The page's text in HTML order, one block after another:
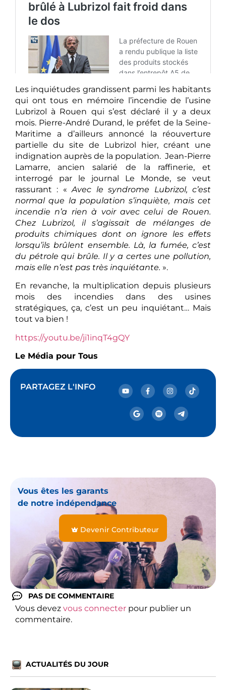
Les inquiétudes grandissent parmi les habitants
qui ont tous en mémoire l’incendie de l’usine
Lubrizol à Rouen qui s’est déclaré il y a deux
mois. Pierre-André Durand, le préfet de la Seine-
Maritime a d’ailleurs annoncé la réouverture
partielle du site de Lubrizol hier, créant une
indignation auprès de la population. Jean-Pierre
Lamarre, ancien salarié de la raffinerie, et
interrogé par le journal Le Monde, se veut
rassurant : «Avec le syndrome Lubrizol, c’est
normal que la population s’inquiète, mais cet
incendie n’a rien à voir avec celui de Rouen.
Chez Lubrizol, il s’agissait de mélanges de
produits chimiques dont on ignore les effets
lorsqu’ils brûlent ensemble. Là, la fumée, c’est
du pétrole qui brûle. Il y a certes une pollution,
mais elle n’est pas très inquiétante. ».
En revanche, la multiplication depuis plusieurs
mois des incendies dans des usines
stratégiques, ça, c’est un peu inquiétant… Mais
tout va bien !
https://youtu.be/ji1inqT4gQY
Le Média pour Tous
PARTAGEZ L'INFO
Vous êtes les garants
de notre indépendance
Devenir Contributeur
PAS DE COMMENTAIRE
Vous devez vous connecter pour publier un
commentaire.
ACTUALITÉS DU JOUR